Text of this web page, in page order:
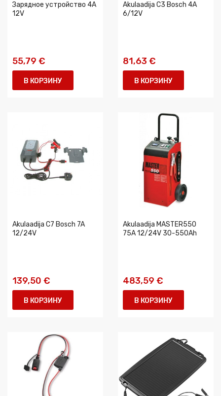
Зарядное устройство 4A
12V
55,79 €
В КОРЗИНУ
Akulaadija C3 Bosch 4A
6/12V
81,63 €
В КОРЗИНУ
Akulaadija C7 Bosch 7A
12/24V
139,50 €
В КОРЗИНУ
Akulaadija MASTER550
75A 12/24V 30-550Ah
483,59 €
В КОРЗИНУ